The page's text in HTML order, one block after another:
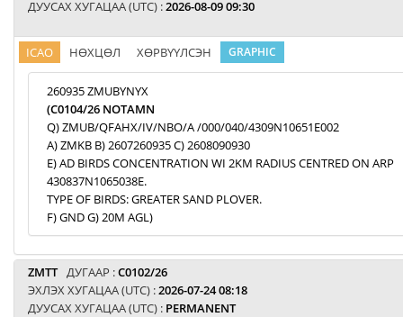
ДУУСАХ ХУГАЦАА (UTC) :2026-08-09 09:30
ICAO НӨХЦӨЛ ХӨРВҮҮЛСЭН GRAPHIC
260935 ZMUBYNYX
(C0104/26 NOTAMN
Q) ZMUB/QFAHX/IV/NBO/A /000/040/4309N10651E002
A) ZMKB B) 2607260935 C) 2608090930
E) AD BIRDS CONCENTRATION WI 2KM RADIUS CENTRED ON ARP
430837N1065038E.
TYPE OF BIRDS: GREATER SAND PLOVER.
F) GND G) 20M AGL)
ZMTT ДУГААР :C0102/26
ЭХЛЭХ ХУГАЦАА (UTC) :2026-07-24 08:18
ДУУСАХ ХУГАЦАА (UTC) : PERMANENT